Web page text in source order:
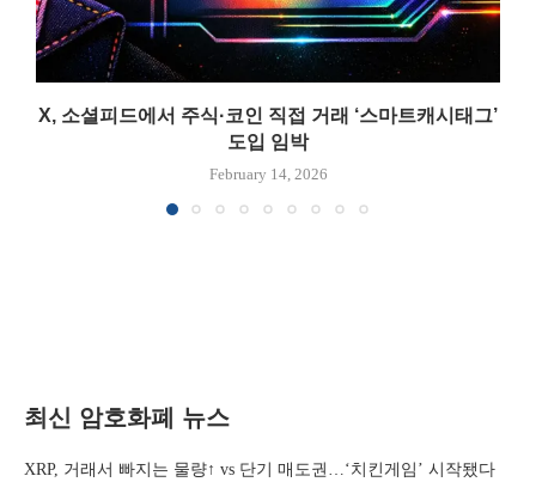
X, 소셜피드에서 주식·코인 직접 거래 ‘스마트캐시태그’
도입 임박
February 14, 2026
최신 암호화폐 뉴스
XRP, 거래서 빠지는 물량↑ vs 단기 매도권…‘치킨게임’ 시작됐다